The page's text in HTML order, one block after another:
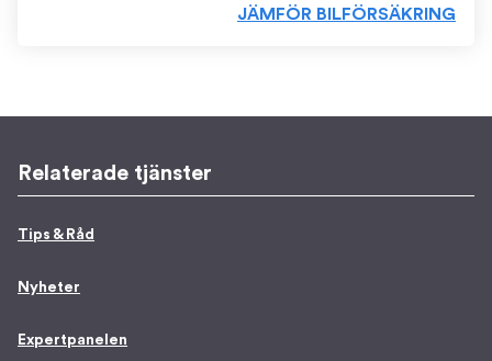
JÄMFÖR BILFÖRSÄKRING
Relaterade tjänster
Tips & Råd
Nyheter
Expertpanelen